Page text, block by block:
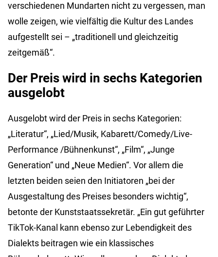
verschiedenen Mundarten nicht zu vergessen, man
wolle zeigen, wie vielfältig die Kultur des Landes
aufgestellt sei – „traditionell und gleichzeitig
zeitgemäß“.
Der Preis wird in sechs Kategorien
ausgelobt
Ausgelobt wird der Preis in sechs Kategorien:
„Literatur“, „Lied/Musik, Kabarett/Comedy/Live-
Performance /Bühnenkunst“, „Film“, „Junge
Generation“ und „Neue Medien“. Vor allem die
letzten beiden seien den Initiatoren „bei der
Ausgestaltung des Preises besonders wichtig“,
betonte der Kunststaatssekretär. „Ein gut geführter
TikTok-Kanal kann ebenso zur Lebendigkeit des
Dialekts beitragen wie ein klassisches